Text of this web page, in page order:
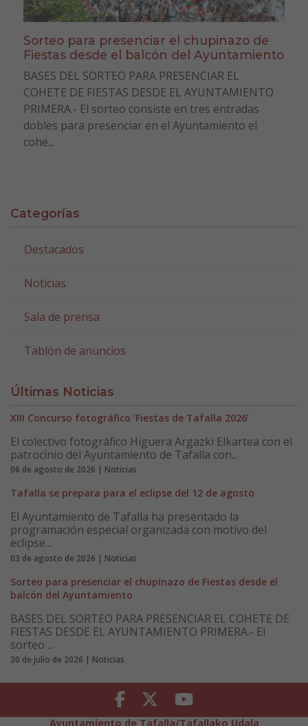
Sorteo para presenciar el chupinazo de
Fiestas desde el balcón del Ayuntamiento
BASES DEL SORTEO PARA PRESENCIAR EL
COHETE DE FIESTAS DESDE EL AYUNTAMIENTO
PRIMERA.- El sorteo consiste en tres entradas
dobles para presenciar en el Ayuntamiento el
cohe...
Categorías
Destacados
Noticias
Sala de prensa
Tablón de anuncios
Últimas Noticias
XIII Concurso fotográfico ‘Fiestas de Tafalla 2026’
El colectivo fotográfico Higuera Argazki Elkartea con el
patrocinio del Ayuntamiento de Tafalla con...
06 de agosto de 2026 | Noticias
Tafalla se prepara para el eclipse del 12 de agosto
El Ayuntamiento de Tafalla ha presentado la
programación especial organizada con motivo del
eclipse...
03 de agosto de 2026 | Noticias
Sorteo para presenciar el chupinazo de Fiestas desde el
balcón del Ayuntamiento
BASES DEL SORTEO PARA PRESENCIAR EL COHETE DE
FIESTAS DESDE EL AYUNTAMIENTO PRIMERA.- El
sorteo ...
30 de julio de 2026 | Noticias
Facebook Twitter Youtube
Ayuntamiento de Tafalla/Tafallako Udala